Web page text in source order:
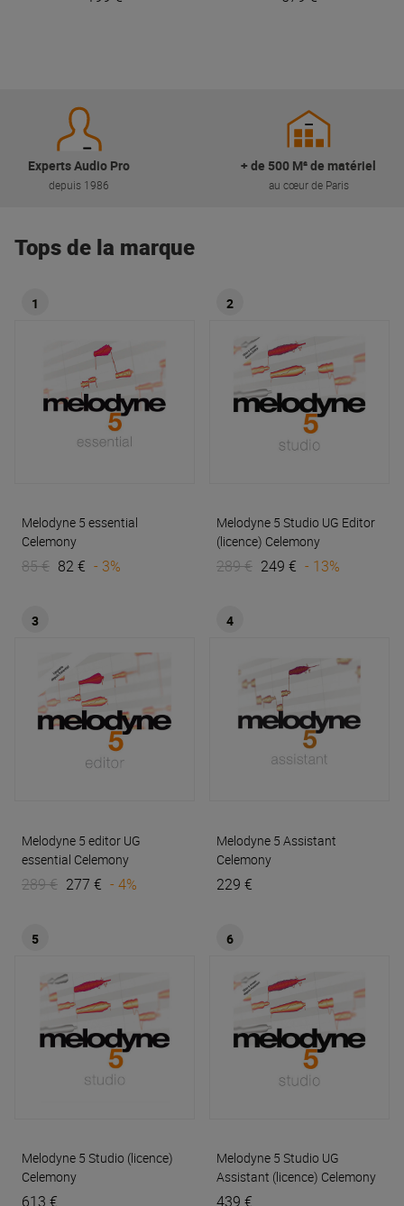
Experts Audio Pro
depuis 1986
+ de 500 M² de matériel
au cœur de Paris
Tops de la marque
1
Melodyne 5 essential
Celemony
85 € 82 € - 3%
2
Melodyne 5 Studio UG Editor
(licence) Celemony
289 € 249 € - 13%
3
Melodyne 5 editor UG
essential Celemony
289 € 277 € - 4%
4
Melodyne 5 Assistant
Celemony
229 €
5
Melodyne 5 Studio (licence)
Celemony
613 €
6
Melodyne 5 Studio UG
Assistant (licence) Celemony
439 €